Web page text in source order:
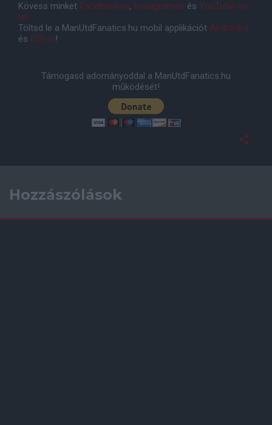
Kövess minket Facebookon, Instagramon és YouTube-on
is!
Töltsd le a ManUtdFanatics.hu mobil applikációt Androidra
és iOS-re!
Támogasd adományoddal a ManUtdFanatics.hu
működését!
Hozzászólások